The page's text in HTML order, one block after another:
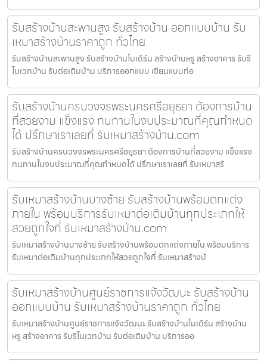
รับสร้างบ้านสะพานสูง รับสร้างบ้าน ออกแบบบ้าน รับ
เหมาสร้างบ้านราคาถูก ทั่วไทย
รับสร้างบ้านสะพานสูง รับสร้างบ้านโมเดิร์น สร้างบ้านหรู สร้างอาคาร รับรี
โนเวทบ้าน รับต่อเติมบ้าน บริการออกแบบ เขียนแบบก่อ
รับสร้างบ้านครบวงจรพระนครศรีอยุธยา ต้องการบ้าน
ที่สวยงาม แข็งแรง ทนทานในงบประมาณที่คุณกำหนด
ได้ ปรึกษาเราเลยที่ รับเหมาสร้างบ้าน.com
รับสร้างบ้านครบวงจรพระนครศรีอยุธยา ต้องการบ้านที่สวยงาม แข็งแรง
ทนทานในงบประมาณที่คุณกำหนดได้ ปรึกษาเราเลยที่ รับเหมาสร้
รับเหมาสร้างบ้านบางซ้าย รับสร้างบ้านพร้อมตกแต่ง
ภายใน พร้อมบริการรับเหมาต่อเติมบ้านทุกประเภทให้
สวยถูกใจที่ รับเหมาสร้างบ้าน.com
รับเหมาสร้างบ้านบางซ้าย รับสร้างบ้านพร้อมตกแต่งภายใน พร้อมบริการ
รับเหมาต่อเติมบ้านทุกประเภทให้สวยถูกใจที่ รับเหมาสร้างบ้
รับเหมาสร้างบ้านศูนย์ราชการแจ้งวัฒนะ รับสร้างบ้าน
ออกแบบบ้าน รับเหมาสร้างบ้านราคาถูก ทั่วไทย
รับเหมาสร้างบ้านศูนย์ราชการแจ้งวัฒนะ รับสร้างบ้านโมเดิร์น สร้างบ้าน
หรู สร้างอาคาร รับรีโนเวทบ้าน รับต่อเติมบ้าน บริการออ